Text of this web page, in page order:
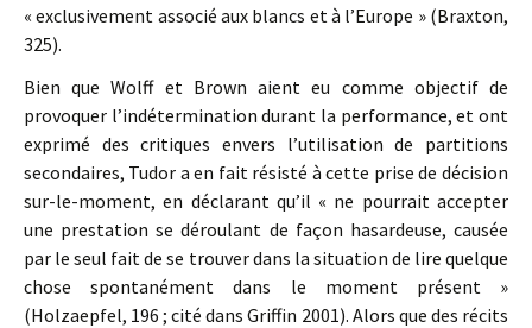
« exclusivement associé aux blancs et à l’Europe » (Braxton,
325).
Bien que Wolff et Brown aient eu comme objectif de
provoquer l’indétermination durant la performance, et ont
exprimé des critiques envers l’utilisation de partitions
secondaires, Tudor a en fait résisté à cette prise de décision
sur-le-moment, en déclarant qu’il « ne pourrait accepter
une prestation se déroulant de façon hasardeuse, causée
par le seul fait de se trouver dans la situation de lire quelque
chose spontanément dans le moment présent »
(Holzaepfel, 196 ; cité dans Griffin 2001). Alors que des récits